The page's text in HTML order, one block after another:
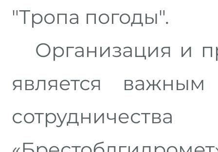
"Тропа погоды".
Организация и
является